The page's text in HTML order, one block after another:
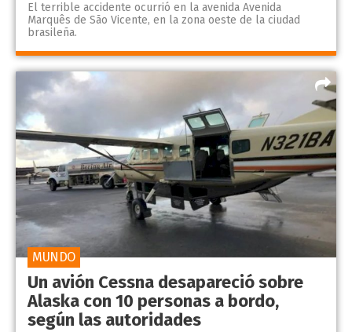
El terrible accidente ocurrió en la avenida Avenida
Marquês de São Vicente, en la zona oeste de la ciudad
brasileña.
Un avión Cessna desapareció sobre
Alaska con 10 personas a bordo,
según las autoridades
MUNDO